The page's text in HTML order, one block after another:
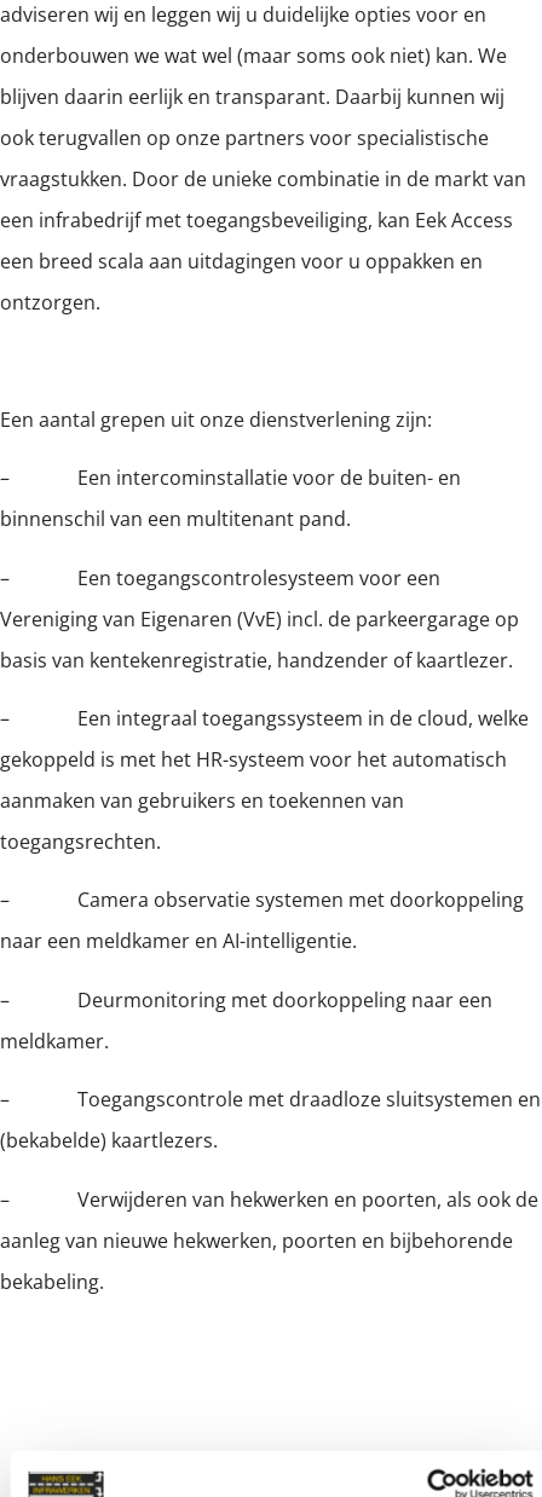
adviseren wij en leggen wij u duidelijke opties voor en
onderbouwen we wat wel (maar soms ook niet) kan. We
blijven daarin eerlijk en transparant. Daarbij kunnen wij
ook terugvallen op onze partners voor specialistische
vraagstukken. Door de unieke combinatie in de markt van
een infrabedrijf met toegangsbeveiliging, kan Eek Access
een breed scala aan uitdagingen voor u oppakken en
ontzorgen.
Een aantal grepen uit onze dienstverlening zijn:
– Een intercominstallatie voor de buiten- en
binnenschil van een multitenant pand.
– Een toegangscontrolesysteem voor een
Vereniging van Eigenaren (VvE) incl. de parkeergarage op
basis van kentekenregistratie, handzender of kaartlezer.
– Een integraal toegangssysteem in de cloud, welke
gekoppeld is met het HR-systeem voor het automatisch
aanmaken van gebruikers en toekennen van
toegangsrechten.
– Camera observatie systemen met doorkoppeling
naar een meldkamer en AI-intelligentie.
– Deurmonitoring met doorkoppeling naar een
meldkamer.
– Toegangscontrole met draadloze sluitsystemen en
(bekabelde) kaartlezers.
– Verwijderen van hekwerken en poorten, als ook de
aanleg van nieuwe hekwerken, poorten en bijbehorende
bekabeling.